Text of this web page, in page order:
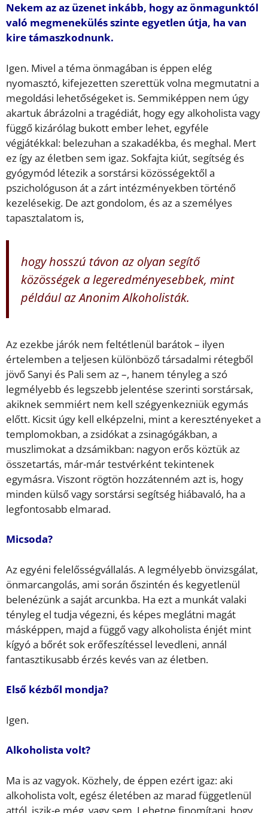
Nekem az az üzenet inkább, hogy az önmagunktól
való megmenekülés szinte egyetlen útja, ha van
kire támaszkodnunk.
Igen. Mivel a téma önmagában is éppen elég
nyomasztó, kifejezetten szerettük volna megmutatni a
megoldási lehetőségeket is. Semmiképpen nem úgy
akartuk ábrázolni a tragédiát, hogy egy alkoholista vagy
függő kizárólag bukott ember lehet, egyféle
végjátékkal: belezuhan a szakadékba, és meghal. Mert
ez így az életben sem igaz. Sokfajta kiút, segítség és
gyógymód létezik a sorstársi közösségektől a
pszichológuson át a zárt intézményekben történő
kezelésekig. De azt gondolom, és az a személyes
tapasztalatom is,
hogy hosszú távon az olyan segítő
közösségek a legeredményesebbek, mint
például az Anonim Alkoholisták.
Az ezekbe járók nem feltétlenül barátok – ilyen
értelemben a teljesen különböző társadalmi rétegből
jövő Sanyi és Pali sem az –, hanem tényleg a szó
legmélyebb és legszebb jelentése szerinti sorstársak,
akiknek semmiért nem kell szégyenkezniük egymás
előtt. Kicsit úgy kell elképzelni, mint a keresztényeket a
templomokban, a zsidókat a zsinagógákban, a
muszlimokat a dzsámikban: nagyon erős köztük az
összetartás, már-már testvérként tekintenek
egymásra. Viszont rögtön hozzátenném azt is, hogy
minden külső vagy sorstársi segítség hiábavaló, ha a
legfontosabb elmarad.
Micsoda?
Az egyéni felelősségvállalás. A legmélyebb önvizsgálat,
önmarcangolás, ami során őszintén és kegyetlenül
belenézünk a saját arcunkba. Ha ezt a munkát valaki
tényleg el tudja végezni, és képes meglátni magát
másképpen, majd a függő vagy alkoholista énjét mint
kígyó a bőrét sok erőfeszítéssel levedleni, annál
fantasztikusabb érzés kevés van az életben.
Első kézből mondja?
Igen.
Alkoholista volt?
Ma is az vagyok. Közhely, de éppen ezért igaz: aki
alkoholista volt, egész életében az marad függetlenül
attól, iszik-e még, vagy sem. Lehetne finomítani, hogy